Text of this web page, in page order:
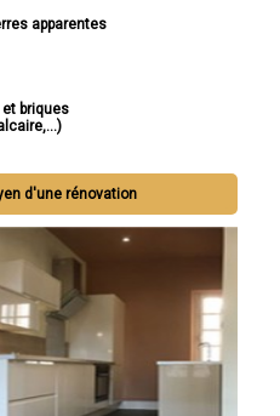
apparentes
briques
d'une rénovation